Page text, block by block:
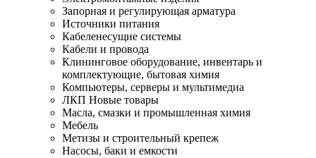
Запорная и регулирующая арматура
Источники питания
Кабеленесущие системы
Кабели и провода
Клининговое оборудование, инвентарь и
комплектующие, бытовая химия
Компьютеры, серверы и мультимедиа
ЛКП Новые товары
Масла, смазки и промышленная химия
Мебель
Метизы и строительный крепеж
Насосы, баки и емкости